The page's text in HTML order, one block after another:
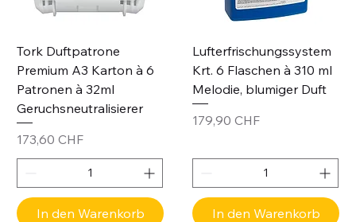
Tork Duftpatrone
Premium A3 Karton à 6
Patronen à 32ml
Geruchsneutralisierer
Preis
173,60 CHF
In den Warenkorb
Lufterfrischungssystem
Krt. 6 Flaschen à 310 ml
Melodie, blumiger Duft
Preis
179,90 CHF
In den Warenkorb